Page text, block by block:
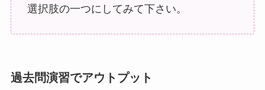
選択肢の一つにしてみて下さい。
過去問演習でアウトプット